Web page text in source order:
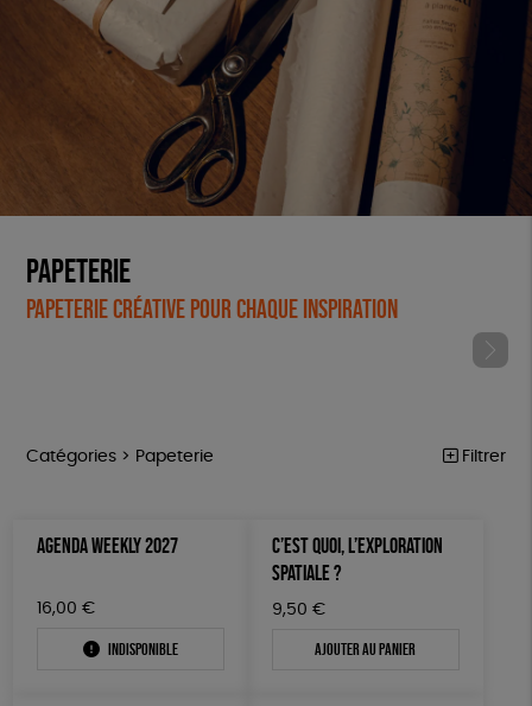
Papeterie
Papeterie créative pour chaque inspiration
Catégories > Papeterie Filtrer
MAISON
ACCESSOIRES
Par défaut
Nouveauté
Prix : du - cher au + cher
50 € - 100 €
Couleur
Mots clés
AGENDA WEEKLY 2027
16,00 €
Indisponible
C’EST QUOI, L’EXPLORATION
SPATIALE ?
9,50 €
Ajouter au panier